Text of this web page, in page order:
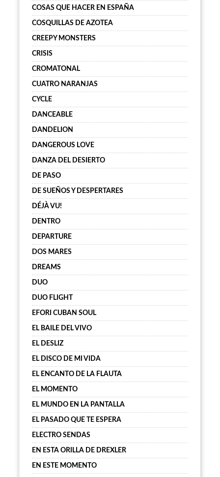
COSAS QUE HACER EN ESPAÑA
COSQUILLAS DE AZOTEA
CREEPY MONSTERS
CRISIS
CROMATONAL
CUATRO NARANJAS
CYCLE
DANCEABLE
DANDELION
DANGEROUS LOVE
DANZA DEL DESIERTO
DE PASO
DE SUEÑOS Y DESPERTARES
DÉJÀ VU!
DENTRO
DEPARTURE
DOS MARES
DREAMS
DUO
DUO FLIGHT
EFORI CUBAN SOUL
EL BAILE DEL VIVO
EL DESLIZ
EL DISCO DE MI VIDA
EL ENCANTO DE LA FLAUTA
EL MOMENTO
EL MUNDO EN LA PANTALLA
EL PASADO QUE TE ESPERA
ELECTRO SENDAS
EN ESTA ORILLA DE DREXLER
EN ESTE MOMENTO